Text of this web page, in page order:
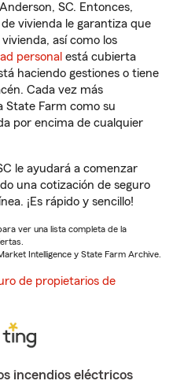
SC. Entonces,
vivienda le garantiza que
así como los
personal está cubierta
haciendo gestiones o tiene
Cada vez más
State Farm como su
por encima de cualquier
le ayudará a comenzar
una cotización de seguro
¡Es rápido y sencillo!
ver una lista completa de la
Intelligence y State Farm Archive.
de propietarios de
incendios eléctricos